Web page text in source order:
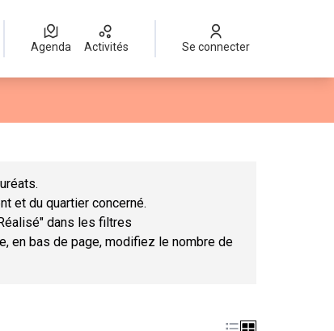
Agenda Activités Se connecter
et du quartier concerné.
dans les filtres
en bas de page, modifiez le nombre de